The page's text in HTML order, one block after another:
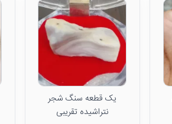
یک قطعه سنگ شجر
نتراشیده تقریبی